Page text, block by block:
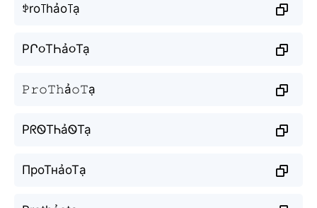
ꉣro꓄hảo꓄ạ
PՐ૦TҺả૦Tạ
𝙿𝚛𝚘𝚃𝚑ả𝚘𝚃ạ
PᖇᏫTᏂảᏫTạ
ПроТнảоТạ